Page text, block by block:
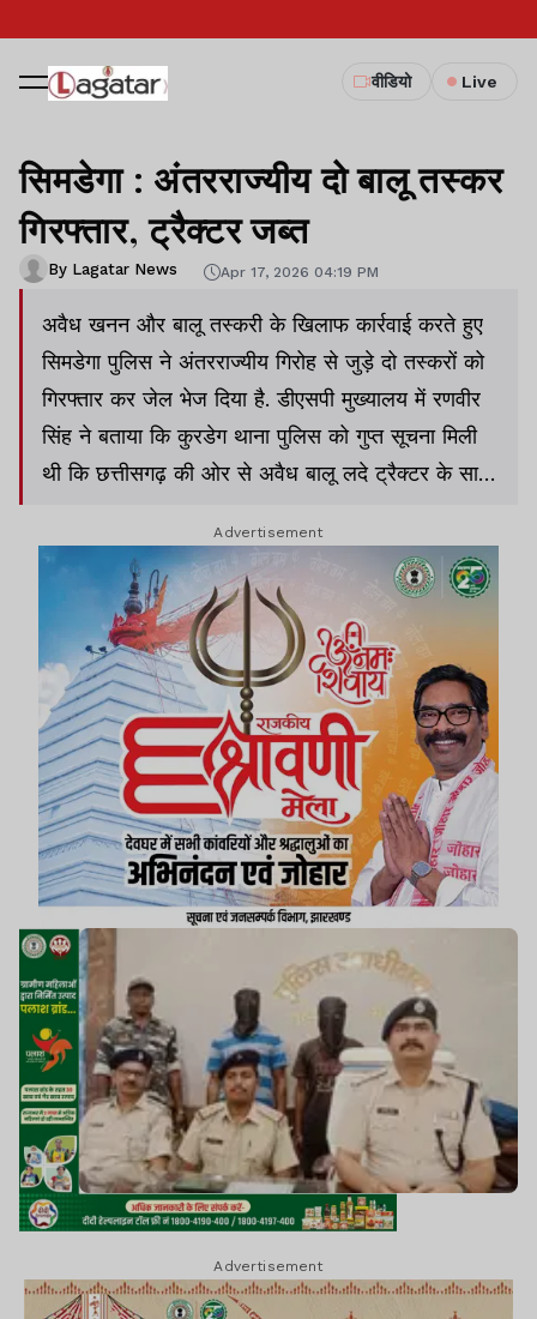
वीडियो Live
सिमडेगा : अंतरराज्यीय दो बालू तस्कर
गिरफ्तार, ट्रैक्टर जब्त
By Lagatar News Apr 17, 2026 04:19 PM
अवैध खनन और बालू तस्करी के खिलाफ कार्रवाई करते हुए
सिमडेगा पुलिस ने अंतरराज्यीय गिरोह से जुड़े दो तस्करों को
गिरफ्तार कर जेल भेज दिया है. डीएसपी मुख्यालय में रणवीर
सिंह ने बताया कि कुरडेग थाना पुलिस को गुप्त सूचना मिली
थी कि छत्तीसगढ़ की ओर से अवैध बालू लदे ट्रैक्टर के साथ
Advertisement
Advertisement